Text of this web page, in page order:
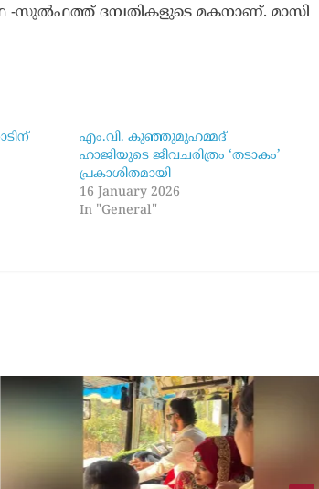
-സു​ൽ​ഫ​ത്ത് ദ​മ്പ​തി​ക​ളു​ടെ മ​ക​നാ​ണ്. മാ​സി​
എം.വി. കുഞ്ഞുമുഹമ്മദ്
ഹാജിയുടെ ജീവചരിത്രം ‘തടാകം’
പ്രകാശിതമായി
16 January 2026
In "General"